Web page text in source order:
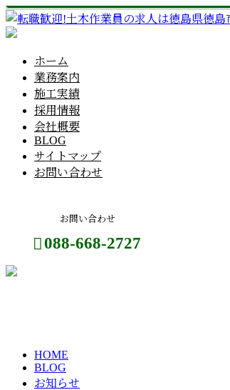
ホーム
業務案内
施工実績
採用情報
会社概要
BLOG
サイトマップ
お問い合わせ
お問い合わせ
088-668-2727
HOME
BLOG
お知らせ